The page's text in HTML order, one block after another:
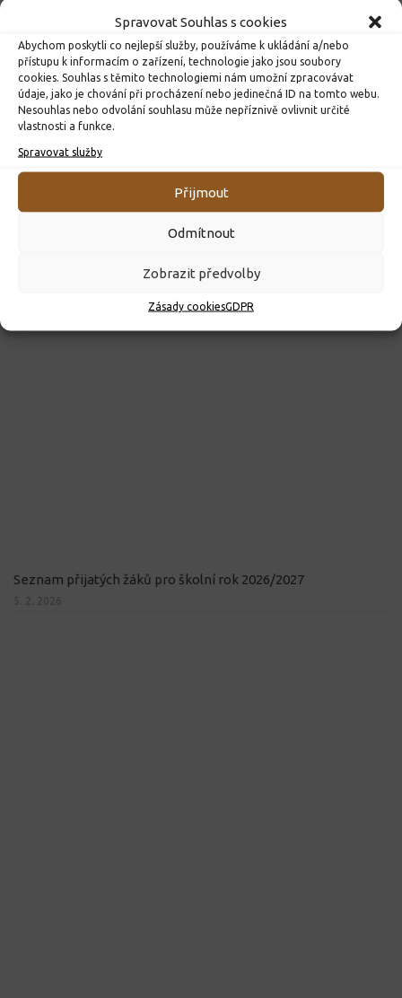
Spravovat Souhlas s cookies
Abychom poskytli co nejlepší služby, používáme k ukládání a/nebo
přístupu k informacím o zařízení, technologie jako jsou soubory
cookies. Souhlas s těmito technologiemi nám umožní zpracovávat
údaje, jako je chování při procházení nebo jedinečná ID na tomto webu.
Nesouhlas nebo odvolání souhlasu může nepříznivě ovlivnit určité
vlastnosti a funkce.
Spravovat služby
Přijmout
Odmítnout
Zobrazit předvolby
Zásady cookiesGDPR
ROZHODNUTÍ O PŘIJETÍ K PŘEDŠKOLNÍMU VZDĚLÁVÁNÍ
PRO ROK 2026
10. 4. 2026
Seznam přijatých žáků pro školní rok 2026/2027
5. 2. 2026